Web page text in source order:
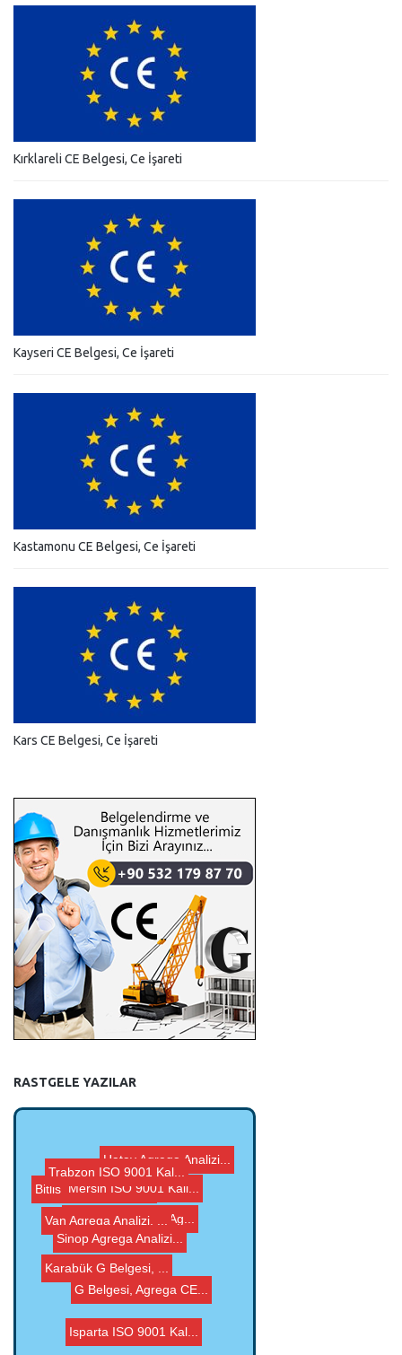
Kırklareli CE Belgesi, Ce İşareti
Kayseri CE Belgesi, Ce İşareti
Kastamonu CE Belgesi, Ce İşareti
Kars CE Belgesi, Ce İşareti
RASTGELE YAZILAR
G Belgesi, Agrega CE...
Bitlis ISO 9001 Kali...
Hatay Agrega Analizi...
Karabük G Belgesi, ...
Isparta ISO 9001 Kal...
Mersin ISO 9001 Kali...
Burdur G Belgesi, Ag...
Van Agrega Analizi, ...
Trabzon ISO 9001 Kal...
Sinop Agrega Analizi...